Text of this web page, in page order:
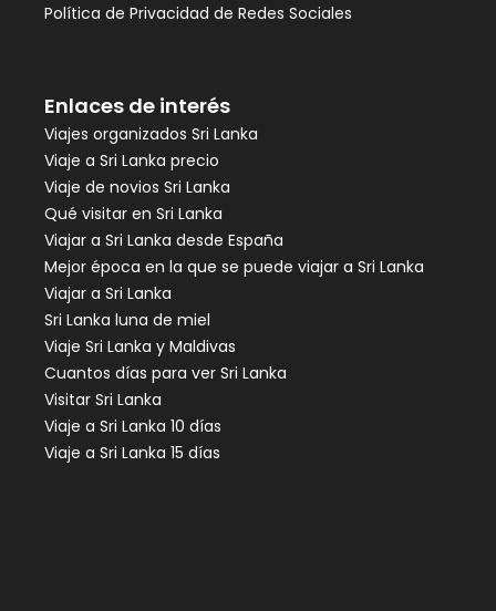
Política de Privacidad de Redes Sociales
Enlaces de interés
Viajes organizados Sri Lanka
Viaje a Sri Lanka precio
Viaje de novios Sri Lanka
Qué visitar en Sri Lanka
Viajar a Sri Lanka desde España
Mejor época en la que se puede viajar a Sri Lanka
Viajar a Sri Lanka
Sri Lanka luna de miel
Viaje Sri Lanka y Maldivas
Cuantos días para ver Sri Lanka
Visitar Sri Lanka
Viaje a Sri Lanka 10 días
Viaje a Sri Lanka 15 días